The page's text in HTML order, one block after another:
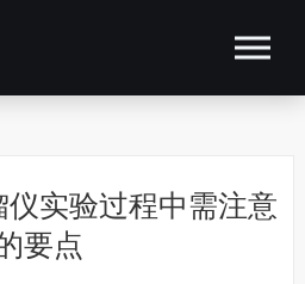
实验过程中需注意
要点